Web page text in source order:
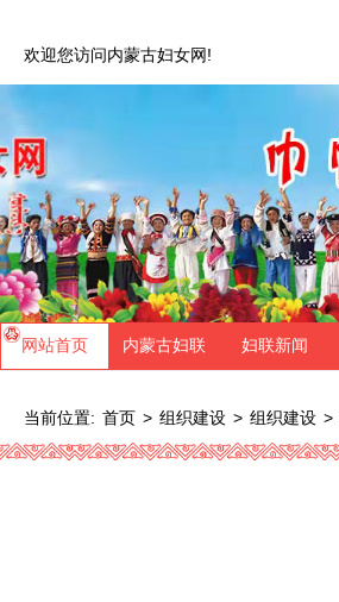
欢迎您访问内蒙古妇女网!
网站首页 内蒙古妇联 妇联新闻
当前位置: 首页 > 组织建设 > 组织建设 >